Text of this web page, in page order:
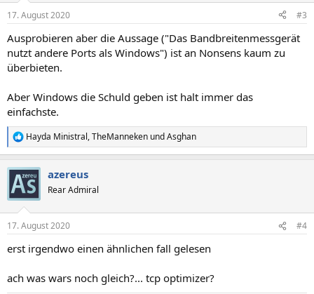
e
:
17. August 2020 #3
Ausprobieren aber die Aussage ("Das Bandbreitenmessgerät
nutzt andere Ports als Windows") ist an Nonsens kaum zu
überbieten.
Aber Windows die Schuld geben ist halt immer das
einfachste.
R
e
k
t
i
e
:
Hayda Ministral,TheManneken undAsghan
azereus
Rear Admiral
17. August 2020 #4
erst irgendwo einen ähnlichen fall gelesen
ach was wars noch gleich?... tcp optimizer?